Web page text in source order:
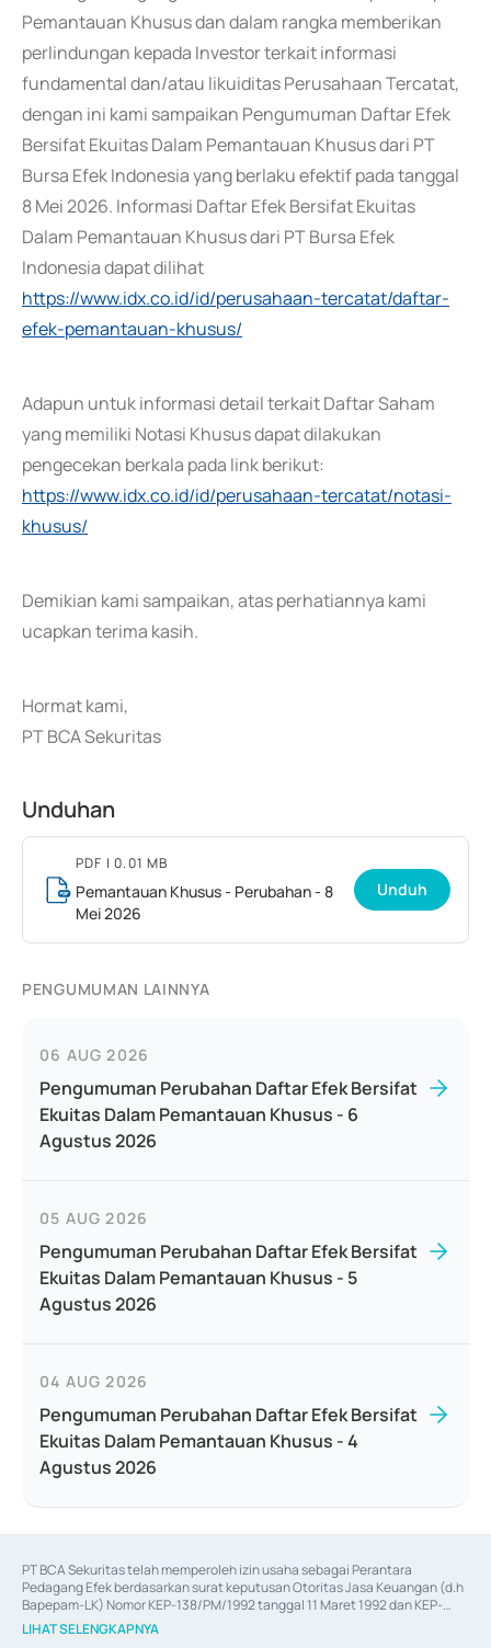
Pemantauan Khusus dan dalam rangka memberikan
perlindungan kepada Investor terkait informasi
fundamental dan/atau likuiditas Perusahaan Tercatat,
dengan ini kami sampaikan Pengumuman Daftar Efek
Bersifat Ekuitas Dalam Pemantauan Khusus dari PT
Bursa Efek Indonesia yang berlaku efektif pada tanggal
8 Mei 2026. Informasi Daftar Efek Bersifat Ekuitas
Dalam Pemantauan Khusus dari PT Bursa Efek
Indonesia dapat dilihat
https://www.idx.co.id/id/perusahaan-tercatat/daftar-
efek-pemantauan-khusus/
Adapun untuk informasi detail terkait Daftar Saham
yang memiliki Notasi Khusus dapat dilakukan
pengecekan berkala pada link berikut:
https://www.idx.co.id/id/perusahaan-tercatat/notasi-
khusus/
Demikian kami sampaikan, atas perhatiannya kami
ucapkan terima kasih.
Hormat kami,
PT BCA Sekuritas
Unduhan
PDF | 0.01 MB
Pemantauan Khusus - Perubahan - 8
Mei 2026
Unduh
PENGUMUMAN LAINNYA
06 AUG 2026
Pengumuman Perubahan Daftar Efek Bersifat
Ekuitas Dalam Pemantauan Khusus - 6
Agustus 2026
05 AUG 2026
Pengumuman Perubahan Daftar Efek Bersifat
Ekuitas Dalam Pemantauan Khusus - 5
Agustus 2026
04 AUG 2026
Pengumuman Perubahan Daftar Efek Bersifat
Ekuitas Dalam Pemantauan Khusus - 4
Agustus 2026
PT BCA Sekuritas telah memperoleh izin usaha sebagai Perantara
Pedagang Efek berdasarkan surat keputusan Otoritas Jasa Keuangan (d.h
Bapepam-LK) Nomor KEP-138/PM/1992 tanggal 11 Maret 1992 dan KEP-
06/D.04/2014 tanggal 28 Februari 2014, izin usaha sebagai Penjamin Emisi
Efek berdasarkan surat keputusan Otoritas Jasa Keuangan Nomor KEP-
LIHAT SELENGKAPNYA